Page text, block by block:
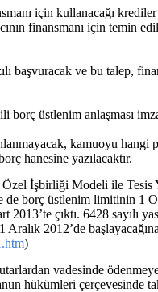
için kullanacağı
finansmanı için temin
başvuracak ve bu talep,
üstlenim anlaşması
kamuoyu hangi
hanesine yazılacaktır.
İşbirliği Modeli ile Tesis
de borç üstlenim limitinin 1
2013’te çıktı. 6428 sayılı
Aralık 2012’de
)
vadesinde
hükümleri çerçevesinde